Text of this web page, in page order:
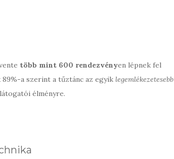
több mint 600 rendezvényen lépnek fel
a szerint a tűztánc az egyik legemlékezetesebb
élményre.